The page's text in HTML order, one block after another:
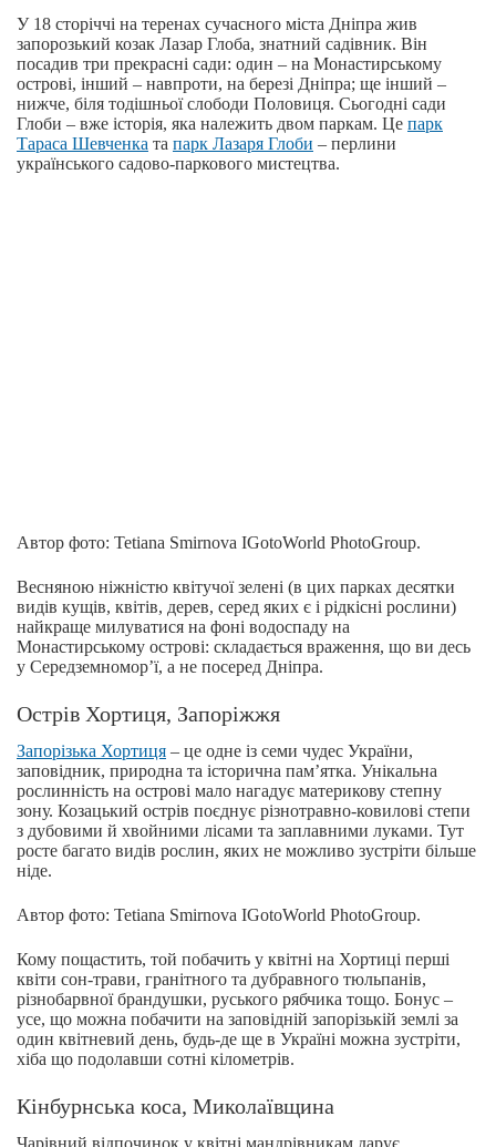
У 18 сторіччі на теренах сучасного міста Дніпра жив
запорозький козак Лазар Глоба, знатний садівник. Він
посадив три прекрасні сади: один – на Монастирському
острові, інший – навпроти, на березі Дніпра; ще інший –
нижче, біля тодішньої слободи Половиця. Сьогодні сади
Глоби – вже історія, яка належить двом паркам. Це парк
Тараса Шевченка та парк Лазаря Глоби – перлини
українського садово-паркового мистецтва.
Автор фото: Tetiana Smirnova IGotoWorld PhotoGroup.
Весняною ніжністю квітучої зелені (в цих парках десятки
видів кущів, квітів, дерев, серед яких є і рідкісні рослини)
найкраще милуватися на фоні водоспаду на
Монастирському острові: складається враження, що ви десь
у Середземномор’ї, а не посеред Дніпра.
Острів Хортиця, Запоріжжя
Запорізька Хортиця – це одне із семи чудес України,
заповідник, природна та історична пам’ятка. Унікальна
рослинність на острові мало нагадує материкову степну
зону. Козацький острів поєднує різнотравно-ковилові степи
з дубовими й хвойними лісами та заплавними луками. Тут
росте багато видів рослин, яких не можливо зустріти більше
ніде.
Автор фото: Tetiana Smirnova IGotoWorld PhotoGroup.
Кому пощастить, той побачить у квітні на Хортиці перші
квіти сон-трави, гранітного та дубравного тюльпанів,
різнобарвної брандушки, руського рябчика тощо. Бонус –
усе, що можна побачити на заповідній запорізькій землі за
один квітневий день, будь-де ще в Україні можна зустріти,
хіба що подолавши сотні кілометрів.
Кінбурнська коса, Миколаївщина
Чарівний відпочинок у квітні мандрівникам дарує